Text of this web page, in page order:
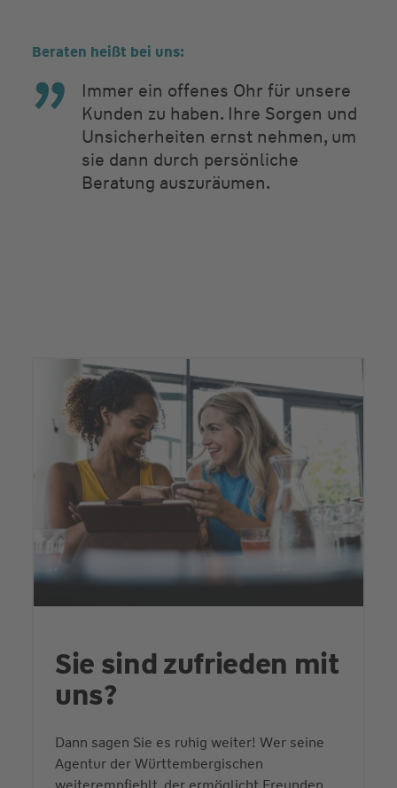
Beraten heißt bei uns:
Immer ein offenes Ohr für unsere
Kunden zu haben. Ihre Sorgen und
Unsicherheiten ernst nehmen, um
sie dann durch persönliche
Beratung auszuräumen.
Sie sind zufrieden mit
uns?
Dann sagen Sie es ruhig weiter! Wer seine
Agentur der Württembergischen